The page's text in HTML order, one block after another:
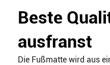
Beste
ausfranst
Die Fußmatte wird aus